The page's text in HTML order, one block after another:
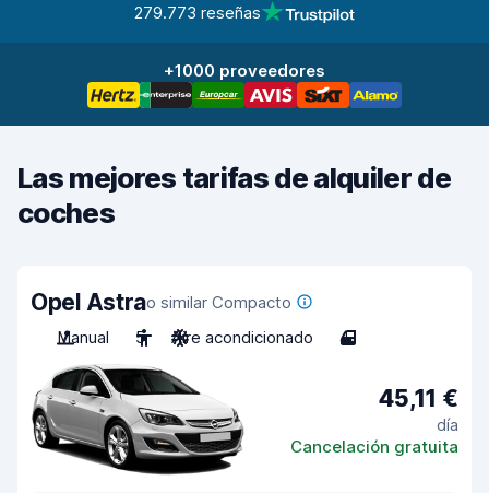
279.773 reseñas
+1000 proveedores
Las mejores tarifas de alquiler de
coches
Opel Astrao similar Compacto
Manual
5 Aire acondicionado 4
45,11 €
día
Cancelación gratuita